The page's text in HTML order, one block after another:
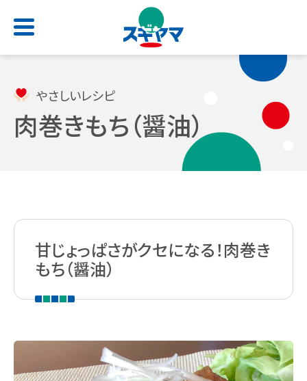
店舗検索
処方せん受付
電子お薬手帳アプリ
ごあいさつ
会社概要
新卒採用サイト
（薬剤師職・総合職）
キャリア採用 正社員
スギヤマカード
やさしいレシピ
肉巻きもち（醤油）
甘じょっぱさがクセになる！肉巻き
もち（醤油）